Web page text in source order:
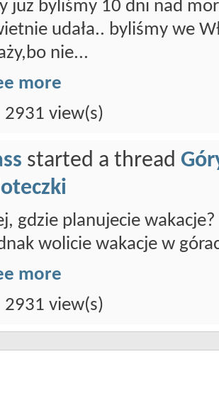
już byliśmy 10 dni nad
udała.. byliśmy we
nie...
more
view(s)
started a thread
gdzie planujecie
wolicie wakacje w
more
view(s)